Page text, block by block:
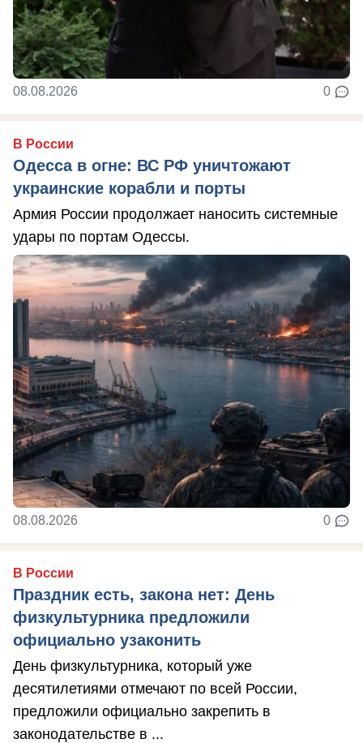
08.08.2026 0
В России
Одесса в огне: ВС РФ уничтожают
украинские корабли и порты
Армия России продолжает наносить системные
удары по портам Одессы.
08.08.2026 0
В России
Праздник есть, закона нет: День
физкультурника предложили
официально узаконить
День физкультурника, который уже
десятилетиями отмечают по всей России,
предложили официально закрепить в
законодательстве в ...